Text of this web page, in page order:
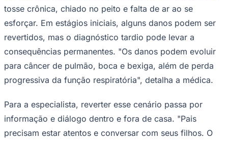
São Paulo
tosse crônica, chiado no peito e falta de ar ao se
esforçar. Em estágios iniciais, alguns danos podem ser
revertidos, mas o diagnóstico tardio pode levar a
consequências permanentes. "Os danos podem evoluir
para câncer de pulmão, boca e bexiga, além de perda
progressiva da função respiratória", detalha a médica.
Para a especialista, reverter esse cenário passa por
informação e diálogo dentro e fora de casa. "Pais
precisam estar atentos e conversar com seus filhos. O